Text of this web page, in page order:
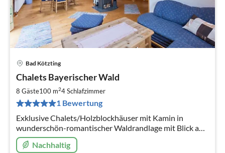
Bad Kötzting
Chalets Bayerischer Wald
8 Gäste100 m24Schlafzimmer
1 Bewertung
Exklusive Chalets/Holzblockhäuser mit Kamin in
wunderschön-romantischer Waldrandlage mit Blick auf
den Kaitersberg im Herzen des Bayerischen
Waldes.KEIN ZAUN,2 Parkplätze kostenlos
Nachhaltig